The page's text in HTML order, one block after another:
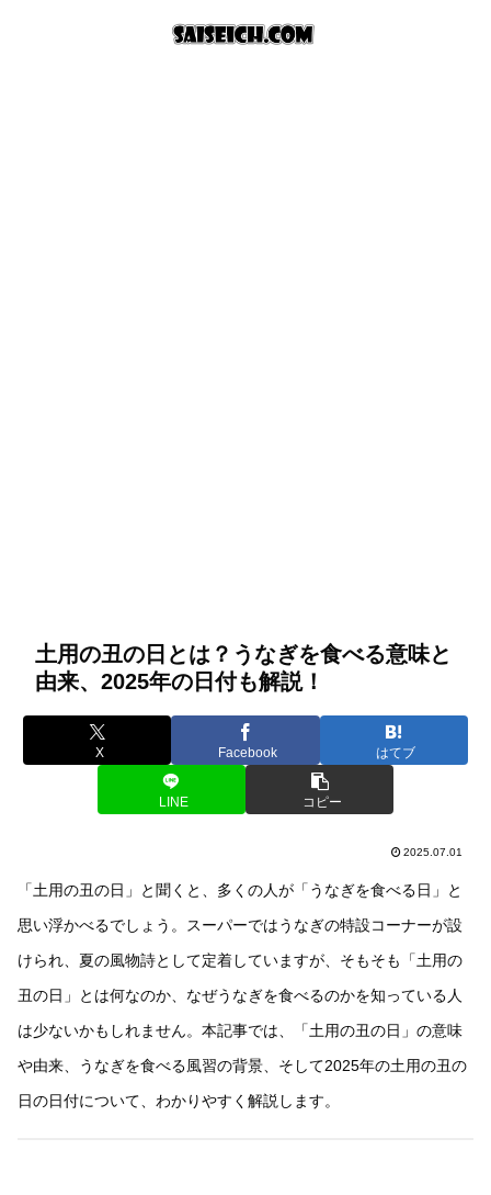
土用の丑の日とは？うなぎを食べる意味と
由来、2025年の日付も解説！
X Facebook はてブ
LINE コピー
2025.07.01
「土用の丑の日」と聞くと、多くの人が「うなぎを食べる日」と
思い浮かべるでしょう。スーパーではうなぎの特設コーナーが設
けられ、夏の風物詩として定着していますが、そもそも「土用の
丑の日」とは何なのか、なぜうなぎを食べるのかを知っている人
は少ないかもしれません。本記事では、「土用の丑の日」の意味
や由来、うなぎを食べる風習の背景、そして2025年の土用の丑の
日の日付について、わかりやすく解説します。